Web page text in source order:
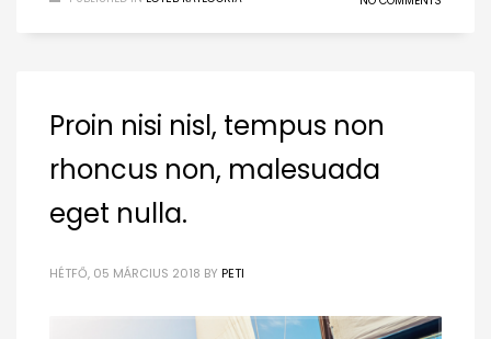
Proin nisi nisl, tempus non
rhoncus non, malesuada
eget nulla.
HÉTFŐ, 05 MÁRCIUS 2018 BY PETI